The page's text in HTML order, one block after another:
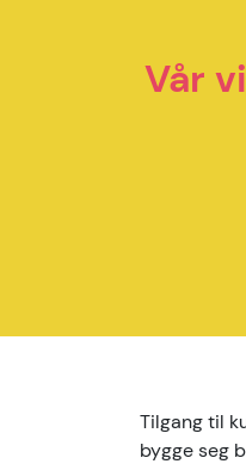
Vår
Tilgang til
bygge seg